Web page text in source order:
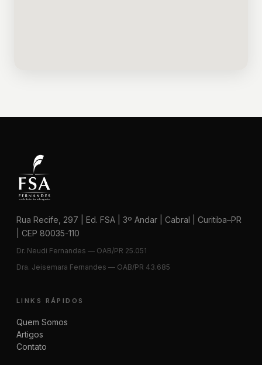
Rua Recife, 297 | Ed. FSA | 3º Andar | Cabral | Curitiba–PR
| CEP 80035-110
Dr. Neudi Fernandes — OAB/PR 25.051
Dra. Jeisemara Fernandes — OAB/PR 43.685
LINKS RÁPIDOS
Quem Somos
Artigos
Contato